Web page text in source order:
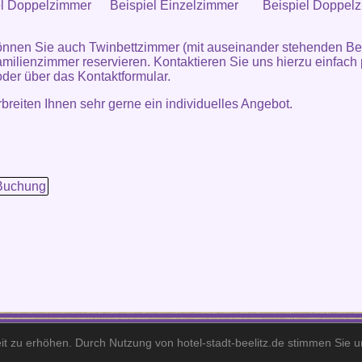
zu erhöhen. Durch Nutzung von hotel-stadt-beelitz.de stimmen Sie
Doppelzimmer Beispiel Einzelzimmer Beispiel
Sie auch Twinbettzimmer (mit auseinander stehenden
reservieren. Kontaktieren Sie uns hierzu einfach
über das Kontaktformular.
Ihnen sehr gerne ein individuelles Angebot.
Telefon: +49 (0)33204 - 4770 · Fax: +49 (0)33204 - 47711 · E-Mail: info@hotel-stadt-beelitz.de